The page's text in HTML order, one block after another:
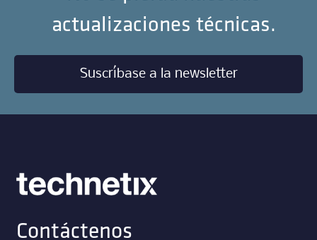
actualizaciones técnicas.
Suscríbase a la newsletter
Contáctenos